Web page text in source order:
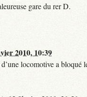
gare du rer D.
2010, 10:39
locomotive a